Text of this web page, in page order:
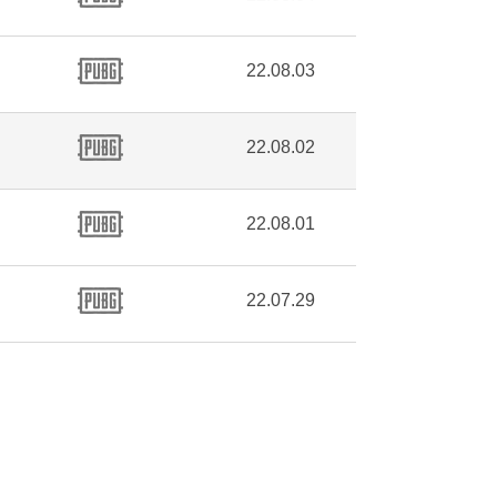
22.08.03
22.08.02
22.08.01
22.07.29